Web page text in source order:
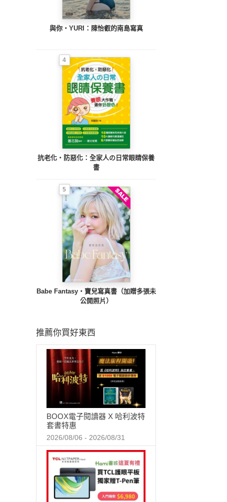
與你‧YURI：陳怡叡的南島寫真
4
抗老化‧防惡化：全家人の日常眼睛保養
書
5
Babe Fantasy‧寶兒寫真書（加贈多張未
公開照片）
推薦你買好東西
BOOX電子閱讀器 X 哈利波特
套書特惠
2026/08/06 - 2026/08/31